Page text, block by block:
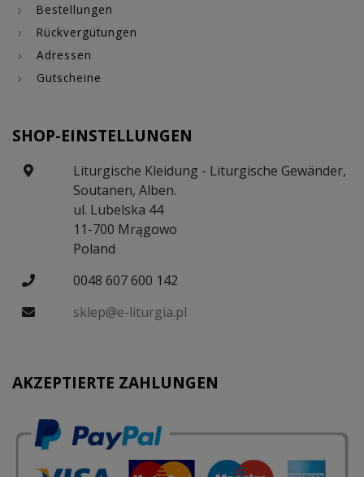
Bestellungen
Rückvergütungen
Adressen
Gutscheine
SHOP-EINSTELLUNGEN
Liturgische Kleidung - Liturgische Gewänder,
Soutanen, Alben.
ul. Lubelska 44
11-700 Mrągowo
Poland
0048 607 600 142
sklep@e-liturgia.pl
AKZEPTIERTE ZAHLUNGEN